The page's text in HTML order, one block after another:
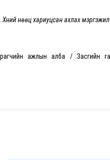
Хүний нөөц хариуцсан ахлах
ажлын алба /